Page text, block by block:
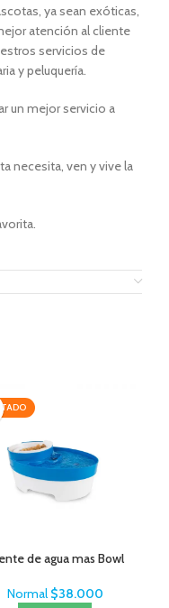
ya sean exóticas,
atención al cliente
servicios de
y peluquería.
un mejor servicio a
necesita, ven y vive la
de agua mas Bowl
Normal $38.000